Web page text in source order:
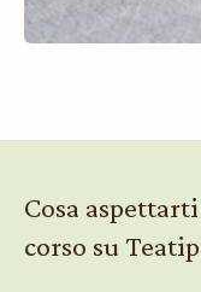
Cosa
corso su